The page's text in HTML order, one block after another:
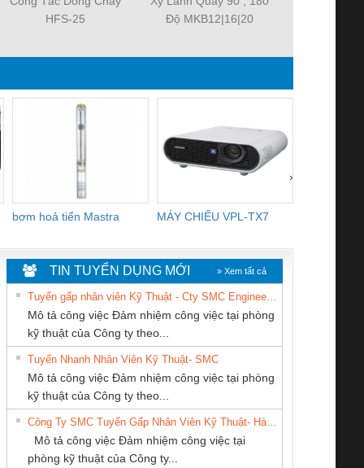
HFS-25
Độ MKB12|16|20
bơm hoả tiển Mastra MÁY CHIẾU VPL-TX7
›
An Toàn
Contact
– PSR-
SCP-
FSP/2X1/1X2
Bộ giám sát chuỗi
tấm pin
TRANSCLINIC 16I+
1K5 L (2433950000)
Bộ giám sát dòng
TRANSCLINIC 16I+
(2008130000)
TY TNHH
THUẬT KTECH
NAM
Công ty TNHH
Thương Mại SX
Ba Miền
CÔNG TY CP TỰ
HƯNG
TIN TUYỂN DỤNG MỚI » Xem tất cả
Tuyển gấp nhân viên Kỹ Thuật - Cty SMC Engineering
Mô tả công việc Đảm nhiệm công việc tại phòng
kỹ thuật của Công ty theo...
Tuyển Nhanh Nhân Viên Kỹ Thuật- SMC
Mô tả công việc Đảm nhiệm công việc tại phòng
kỹ thuật của Công ty theo...
Công Ty SMC Tuyển Gấp Nhân Viên Kỹ Thuật- Hà Nội
Mô tả công việc Đảm nhiệm công việc tại
phòng kỹ thuật của Công ty...